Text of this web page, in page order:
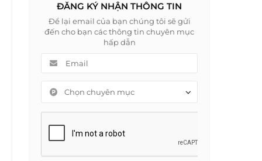
ĐĂNG KÝ NHẬN THÔNG TIN
Để lại email của bạn chúng tôi sẽ gửi
đến cho bạn các thông tin chuyên mục
hấp dẫn
Chọn chuyên mục